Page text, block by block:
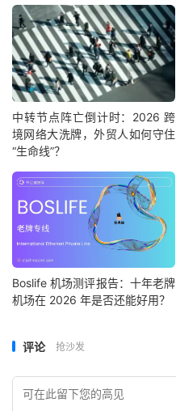
中转节点阵亡倒计时：2026 跨
境网络大洗牌，外贸人如何守住
“生命线”？
Boslife 机场测评报告：十年老牌
机场在 2026 年是否还能好用？
评论 抢沙发